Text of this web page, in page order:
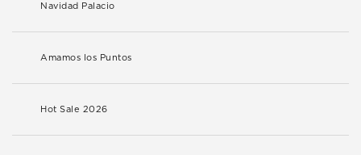
Navidad Palacio
Amamos los Puntos
Hot Sale 2026